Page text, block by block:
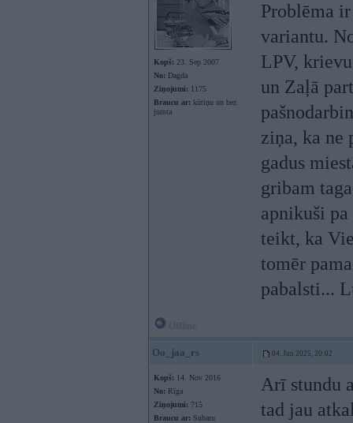
Kopš: 23. Sep 2007
No: Dagda
Ziņojumi: 1175
Braucu ar: kūtiņu un bez
jumta
Problēma
variantu.
LPV,
un Zaļā
ziņa, ka ne
gadus
gribam
apnikuši
teikt, ka
tomēr
pabalsti...
Oo_jaa_rs 04. Jun 2025, 20:02
Kopš: 14. Nov 2016
No: Rīga
Ziņojumi: 715
Braucu ar: Subaru
Arī stundu
tad jau